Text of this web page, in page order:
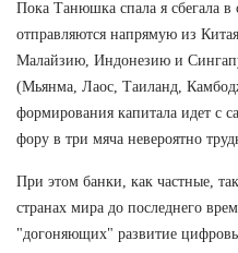
Пока Танюшка спала я сбегала в
отправляются напрямую из
Малайзию, Индонезию и
(Мьянма, Лаос, Таиланд,
формирования капитала идет с
фору в три мяча невероятно
При этом банки, как частные,
странах мира до последнего
"догоняющих" развитие